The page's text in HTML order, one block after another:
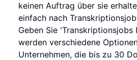
keinen Auftrag über sie
einfach nach
Geben Sie 'Transkriptionsjobs
werden verschiedene
Unternehmen, die bis zu 30